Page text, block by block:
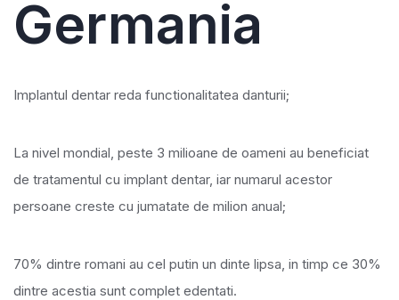
Germania
Implantul dentar reda functionalitatea danturii;
La nivel mondial, peste 3 milioane de oameni au beneficiat
de tratamentul cu implant dentar, iar numarul acestor
persoane creste cu jumatate de milion anual;
70% dintre romani au cel putin un dinte lipsa, in timp ce 30%
dintre acestia sunt complet edentati.